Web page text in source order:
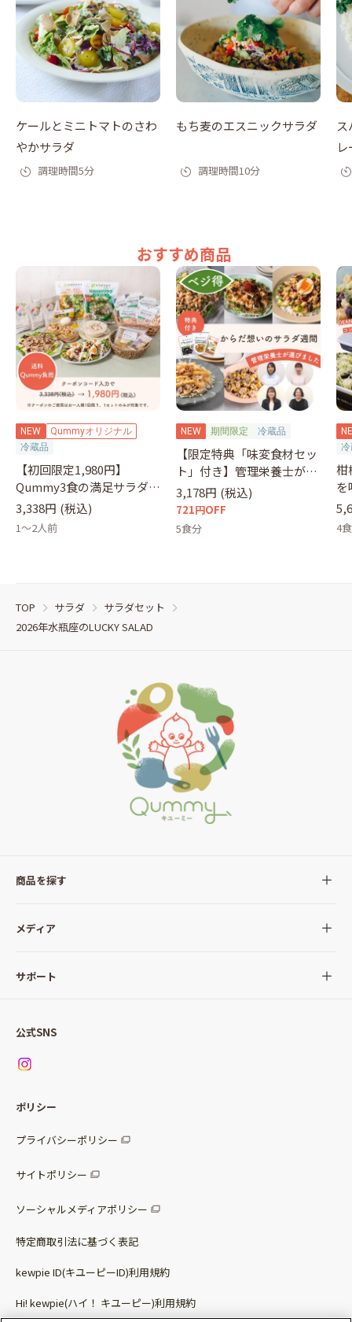
ケールとミニトマトのさわ
やかサラダ
調理時間5分
もち麦のエスニックサラダ
調理時間10分
ス
おすすめ商品
NEW
Qummyオリジナル
冷蔵品
【初回限定1,980円】
Qummy3食の満足サラダセ
ット（クーポンコード：
otameshi）
3,338円 (税込)
1～2人前
NEW 期間限定 冷蔵品
【限定特典「味変食材セッ
ト」付き】管理栄養士が選
ぶサラダ
3,178円 (税込)
721円OFF
5食分
柑
を
&
4
TOP サラダ
サラダセット
2026年水瓶座のLUCKY SALAD
商品を探す
全ての商品
サラダ
パッケージサラダ
惣菜サラダ
調味料
ベビー・幼児食
その他（カレーなど）
メディア
Qummy(キユーミー)について
サポート
お問い合わせ
公式SNS
ポリシー
プライバシーポリシー
サイトポリシー
ソーシャルメディアポリシー
特定商取引法に基づく表記
kewpie ID(キユーピーID)利用規約
Hi! kewpie(ハイ！ キユーピー)利用規約